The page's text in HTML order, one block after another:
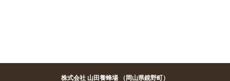
株式会社 山田養蜂場 （岡山県鏡野町）